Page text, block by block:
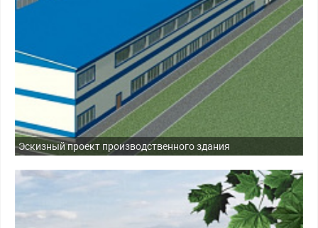
Эскизный проект производственного здания